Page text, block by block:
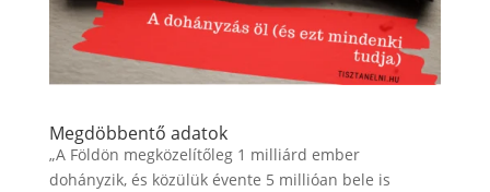
Megdöbbentő adatok
„A Földön megközelítőleg 1 milliárd ember
dohányzik, és közülük évente 5 millióan bele is